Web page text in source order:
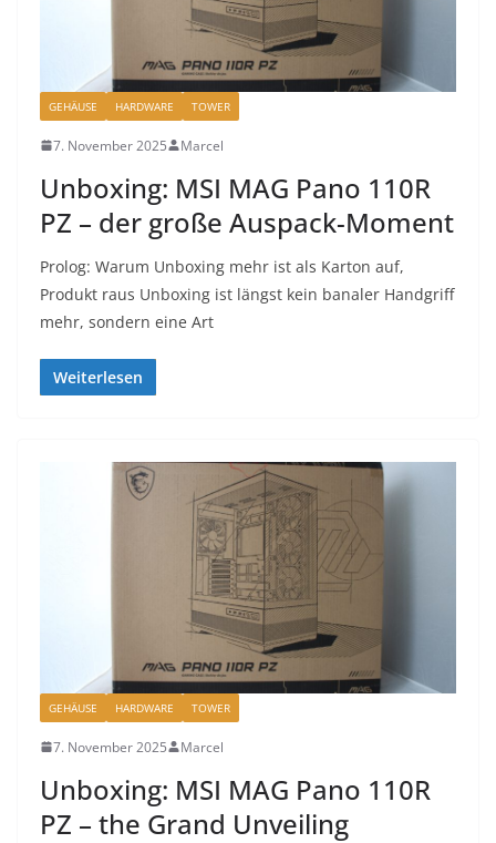
GEHÄUSE HARDWARE TOWER
7. November 2025 Marcel
Unboxing: MSI MAG Pano 110R
PZ – der große Auspack-Moment
Prolog: Warum Unboxing mehr ist als Karton auf,
Produkt raus Unboxing ist längst kein banaler Handgriff
mehr, sondern eine Art
Weiterlesen
GEHÄUSE HARDWARE TOWER
7. November 2025 Marcel
Unboxing: MSI MAG Pano 110R
PZ – the Grand Unveiling